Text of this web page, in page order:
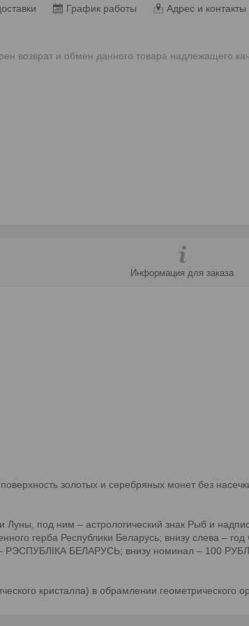
График работы Адрес и контакты
возврат и обмен данного товара надлежащего
Информация для заказа
золотых и серебряных монет без
Луны, под ним – астрологический знак Рыб и
герба Республики Беларусь; внизу слева – год
– РЭСПУБЛІКА БЕЛАРУСЬ; внизу номинал – 100
кристалла) в обрамлении геометрического